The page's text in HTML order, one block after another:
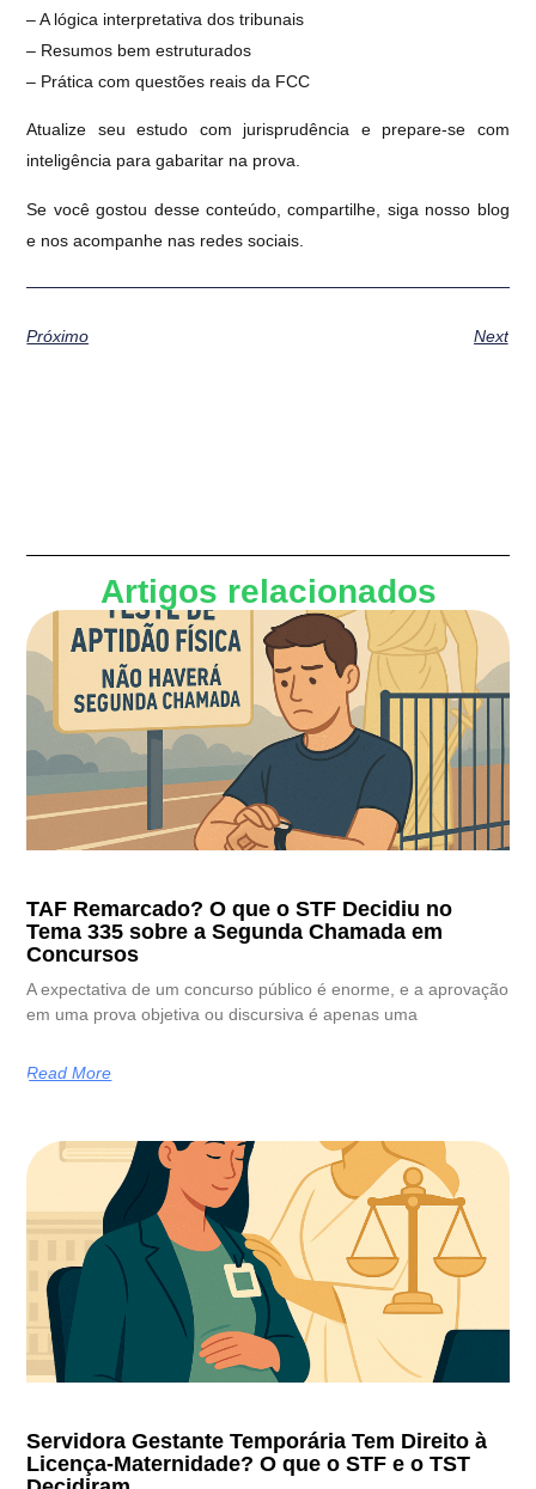
– A lógica interpretativa dos tribunais
– Resumos bem estruturados
– Prática com questões reais da FCC
Atualize seu estudo com jurisprudência e prepare-se com
inteligência para gabaritar na prova.
Se você gostou desse conteúdo, compartilhe, siga nosso blog
e nos acompanhe nas redes sociais.
Próximo Next
Artigos relacionados
TAF Remarcado? O que o STF Decidiu no
Tema 335 sobre a Segunda Chamada em
Concursos
A expectativa de um concurso público é enorme, e a aprovação
em uma prova objetiva ou discursiva é apenas uma
Read More
Servidora Gestante Temporária Tem Direito à
Licença-Maternidade? O que o STF e o TST